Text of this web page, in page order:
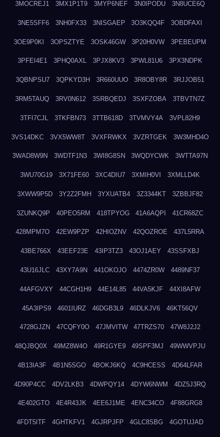
3MOCREJ1 3MX1P1T9 3MYP6NEF 3N0IPODU 3N8UCE6Q
3NE5SFF6 3NH0FX33 3NISGAEP 3O3KQQ4F 3OBDFAXI
3OE9P0KI 3OPSZTYE 3OSK46GW 3P20H0VW 3PEBEUPM
3PFEI4E1 3PHQ0AXL 3PJX8KV3 3PWL81U6 3PX3NDPK
3QBNPSU7 3QPKYD3H 3R660UUO 3R8OBY8R 3RJJOB51
3RM5TAUQ 3RV0N612 3SRBQEDJ 3SXFZOBA 3TBVTN7Z
3TFI7CJL 3TKFBN73 3TTB618D 3TVMVY4A 3VPL82H9
3VS14DKC 3VX5WW8T 3VXFRWKX 3VZRTGEK 3W3MHD4O
3WAD8W9N 3WDTF1N3 3WI8G8SN 3WQDYCWK 3WTTA97N
3WU70G19 3X71FE60 3XC4DIU7 3XMIH0VI 3XMLLD4K
3XWW9P5D 3Y2Z2FMH 3YXUATB4 3Z3344KT 3ZBBJF82
3ZUNKQ9P 40PEO5RM 418TPYOG 41A6AQPI 41CR68ZC
428MPM7O 42EW9PZP 42HIOZNV 42QOZROE 437L5RRA
43BE766X 43EEF23E 43IP3TZ3 43OJ1AEY 43SSFXBJ
43U16JLC 43XY7A9N 441OKOJO 4474ZR0W 4489NF37
44AFGVXY 44CGH1H9 44E14L85 44VA5KJF 44XI8AFW
45A3IPS9 4601IURZ 46DGB3L9 46DLKJV6 46KT56QV
4728GJZN 47CQFY0O 47JMVITW 47TRZS70 47W8J2J2
48QJBQ0X 49MZ8W4O 49R1GYE9 49SPF3MJ 49WWVPJU
4B13IA3F 4B1N5SGO 4BOKJ6KQ 4C9HCESS 4D64LFAR
4D90P4CC 4DV2LKB3 4DWPQY14 4DYW6NWM 4DZ5J3RQ
4E402GTO 4E4R43JK 4EE6J1ME 4ENC34CO 4F88GRG8
4FDT5ITF 4GHTKFV1 4GJRPJFP 4GLC8SBG 4GOTUJAD